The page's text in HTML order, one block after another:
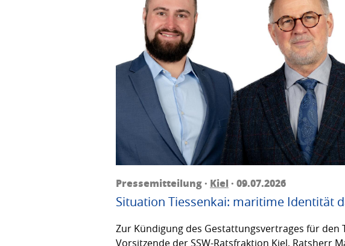
Pressemitteilung · Kiel · 09.07.2026
Situation Tiessenkai: maritime Identität
Zur Kündigung des Gestattungsvertrages für
Vorsitzende der SSW-Ratsfraktion Kiel, Ratsherr